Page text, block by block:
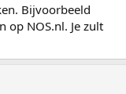
Bijvoorbeeld
op NOS.nl. Je zult